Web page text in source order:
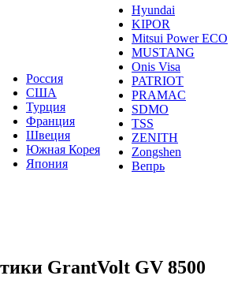
Hyundai
KIPOR
Mitsui Power ECO
MUSTANG
Onis Visa
PATRIOT
PRAMAC
SDMO
TSS
ZENITH
Zongshen
Вепрь
Россия
США
Турция
Франция
Швеция
Южная Корея
Япония
GrantVolt GV 8500